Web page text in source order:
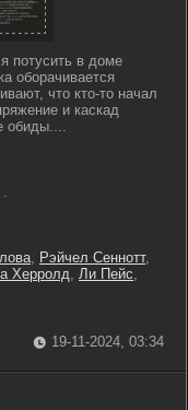
потусить в доме
оборачивается
что кто-то начал
и каскад
обиды....
.
, Рэйчел Сеннотт,
Херролд, Ли Пейс,
19-11-2024, 03:34